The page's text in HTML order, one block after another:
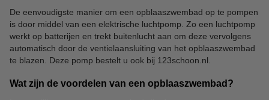
De eenvoudigste manier om een opblaaszwembad op te pompen
is door middel van een elektrische luchtpomp. Zo een luchtpomp
werkt op batterijen en trekt buitenlucht aan om deze vervolgens
automatisch door de ventielaansluiting van het opblaaszwembad
te blazen. Deze pomp bestelt u ook bij 123schoon.nl.
Wat zijn de voordelen van een opblaaszwembad?